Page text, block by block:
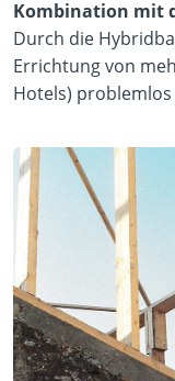
Kombination mit
Durch die
Errichtung von
Hotels)